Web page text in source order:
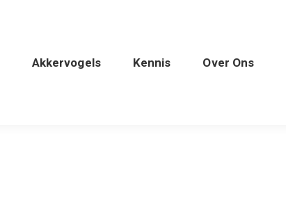
Akkervogels Kennis Over Ons